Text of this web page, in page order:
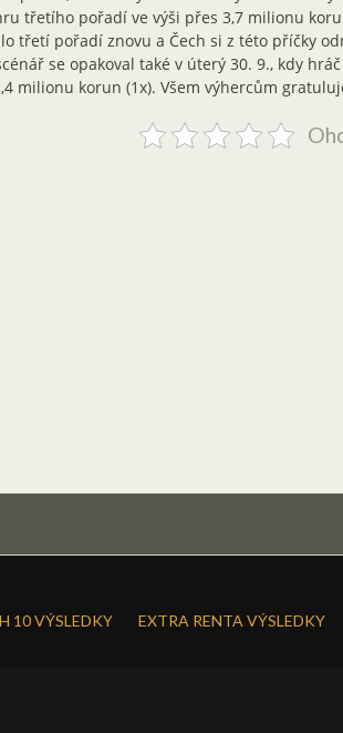
třetího pořadí ve výši přes 3,7 milionu
třetí pořadí znovu a Čech si z této příčky
se opakoval také v úterý 30. 9., kdy
milionu korun (1x). Všem výhercům
10 VÝSLEDKY EXTRA RENTA VÝSLEDKY